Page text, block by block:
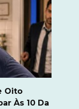
Oito
Às 10 Da